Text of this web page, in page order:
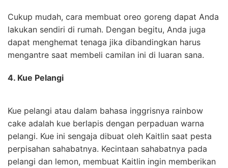
Cukup mudah, cara membuat oreo goreng dapat Anda
lakukan sendiri di rumah. Dengan begitu, Anda juga
dapat menghemat tenaga jika dibandingkan harus
mengantre saat membeli camilan ini di luaran sana.
4. Kue Pelangi
Kue pelangi atau dalam bahasa inggrisnya rainbow
cake adalah kue berlapis dengan perpaduan warna
pelangi. Kue ini sengaja dibuat oleh Kaitlin saat pesta
perpisahan sahabatnya. Kecintaan sahabatnya pada
pelangi dan lemon, membuat Kaitlin ingin memberikan